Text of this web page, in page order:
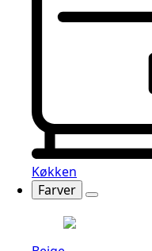
Køkken
Farver